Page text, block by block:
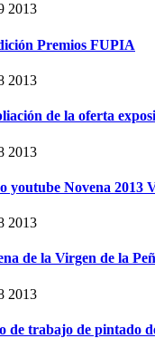
2013
Premios FUPIA
2013
de la oferta
2013
youtube Novena 2013
2013
de la Virgen de la
2013
de trabajo de pintado